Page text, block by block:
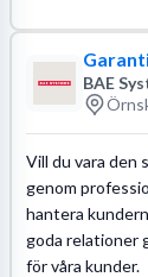
BAE
Vill du vara den
genom
hantera
goda relationer
för våra kunder.